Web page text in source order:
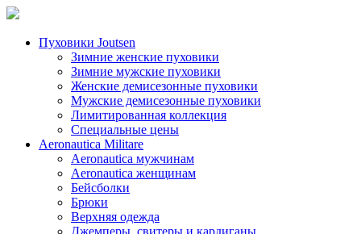
Пуховики Joutsen
Зимние женские пуховики
Зимние мужские пуховики
Женские демисезонные пуховики
Мужские демисезонные пуховики
Лимитированная коллекция
Специальные цены
Aeronautica Militare
Aeronautica мужчинам
Aeronautica женщинам
Бейсболки
Брюки
Верхняя одежда
Джемперы, свитеры и кардиганы